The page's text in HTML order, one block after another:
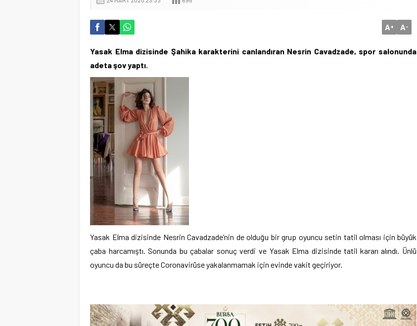
A+ A-
Yasak Elma dizisinde Şahika karakterini canlandıran Nesrin Cavadzade, spor salonunda
adeta şov yaptı.
Yasak Elma dizisinde Nesrin Cavadzade’nin de olduğu bir grup oyuncu setin tatil olması için büyük
çaba harcamıştı. Sonunda bu çabalar sonuç verdi ve Yasak Elma dizisinde tatil kararı alındı. Ünlü
oyuncu da bu süreçte Coronavirüse yakalanmamak için evinde vakit geçiriyor.